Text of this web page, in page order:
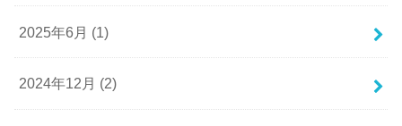
2025年6月 (1)
2024年12月 (2)